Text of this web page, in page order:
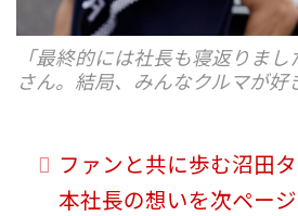
「最終的には社長も寝返りま
さん。結局、みんなクルマが好
ファンと共に歩む沼田
本社長の想いを次ページ